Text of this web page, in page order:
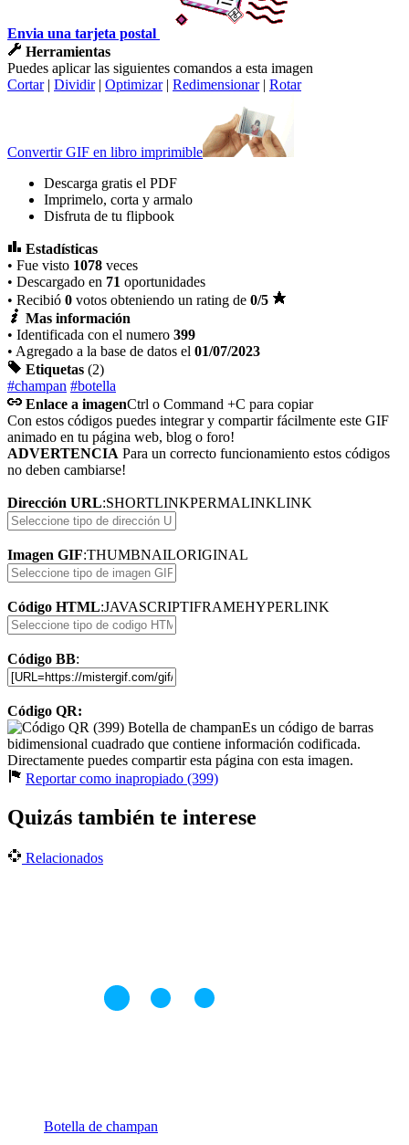
Envia una tarjeta postal
Herramientas
Puedes aplicar las siguientes comandos a esta imagen
Cortar| Dividir| Optimizar| Redimensionar| Rotar
Convertir GIF en libro imprimible
Descarga gratis el PDF
Imprimelo, corta y armalo
Disfruta de tu flipbook
Estadísticas
• Fue visto 1078 veces
• Descargado en 71 oportunidades
• Recibió 0 votos obteniendo un rating de 0/5
Mas información
• Identificada con el numero 399
• Agregado a la base de datos el 01/07/2023
Etiquetas (2)
#champan #botella
Enlace a imagenCtrl o Command +C para copiar
Con estos códigos puedes integrar y compartir fácilmente este GIF
animado en tu página web, blog o foro!
ADVERTENCIA Para un correcto funcionamiento estos códigos
no deben cambiarse!
Dirección URL:SHORTLINKPERMALINKLINK
Imagen GIF:THUMBNAILORIGINAL
Código HTML:JAVASCRIPTIFRAMEHYPERLINK
Código BB:
Código QR:
Es un código de barras
bidimensional cuadrado que contiene información codificada.
Directamente puedes compartir esta página con esta imagen.
Reportar como inapropiado (399)
Quizás también te interese
Relacionados
Botella de champan